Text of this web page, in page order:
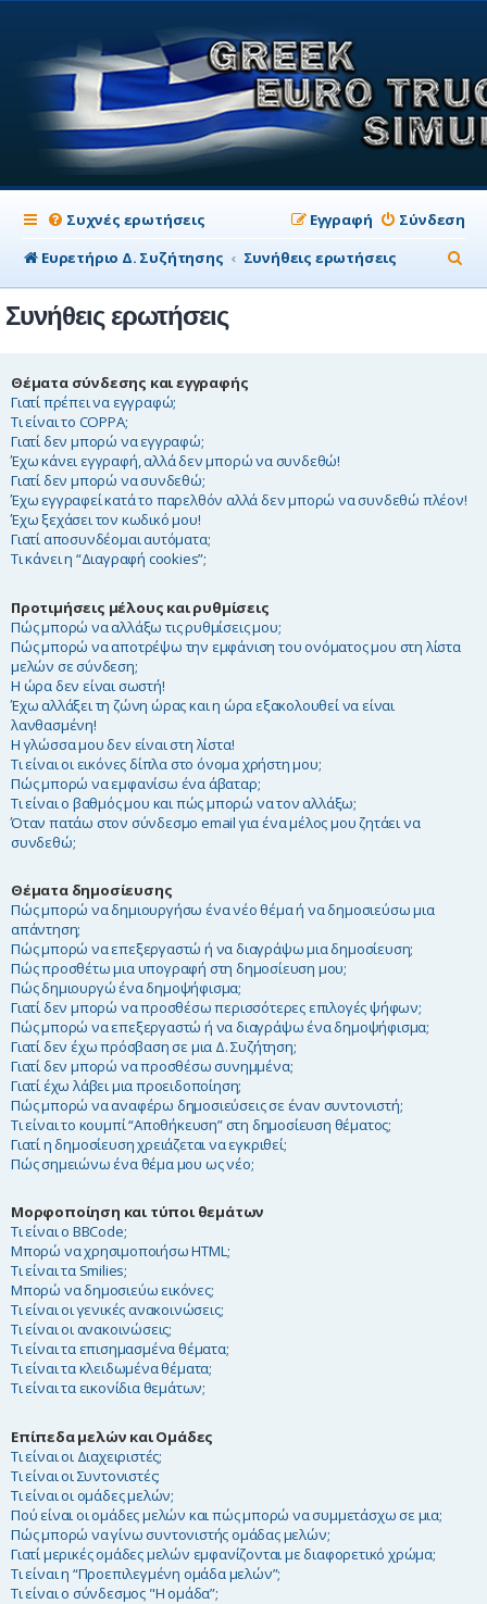
Συχνές ερωτήσεις Σύνδεση
Εγγραφή
Ευρετήριο Δ. Συζήτησης
Συνήθεις ερωτήσεις
ν
η
Συνήθεις ερωτήσεις
Θέματα σύνδεσης και εγγραφής
Γιατί πρέπει να εγγραφώ;
Τι είναι το COPPA;
Γιατί δεν μπορώ να εγγραφώ;
Έχω κάνει εγγραφή, αλλά δεν μπορώ να συνδεθώ!
Γιατί δεν μπορώ να συνδεθώ;
Έχω εγγραφεί κατά το παρελθόν αλλά δεν μπορώ να συνδεθώ πλέον!
Έχω ξεχάσει τον κωδικό μου!
Γιατί αποσυνδέομαι αυτόματα;
Τι κάνει η “Διαγραφή cookies”;
Προτιμήσεις μέλους και ρυθμίσεις
Πώς μπορώ να αλλάξω τις ρυθμίσεις μου;
Πώς μπορώ να αποτρέψω την εμφάνιση του ονόματος μου στη λίστα
μελών σε σύνδεση;
Η ώρα δεν είναι σωστή!
Έχω αλλάξει τη ζώνη ώρας και η ώρα εξακολουθεί να είναι
λανθασμένη!
Η γλώσσα μου δεν είναι στη λίστα!
Τι είναι οι εικόνες δίπλα στο όνομα χρήστη μου;
Πώς μπορώ να εμφανίσω ένα άβαταρ;
Τι είναι ο βαθμός μου και πώς μπορώ να τον αλλάξω;
Όταν πατάω στον σύνδεσμο email για ένα μέλος μου ζητάει να
συνδεθώ;
Θέματα δημοσίευσης
Πώς μπορώ να δημιουργήσω ένα νέο θέμα ή να δημοσιεύσω μια
απάντηση;
Πώς μπορώ να επεξεργαστώ ή να διαγράψω μια δημοσίευση;
Πώς προσθέτω μια υπογραφή στη δημοσίευση μου;
Πώς δημιουργώ ένα δημοψήφισμα;
Γιατί δεν μπορώ να προσθέσω περισσότερες επιλογές ψήφων;
Πώς μπορώ να επεξεργαστώ ή να διαγράψω ένα δημοψήφισμα;
Γιατί δεν έχω πρόσβαση σε μια Δ. Συζήτηση;
Γιατί δεν μπορώ να προσθέσω συνημμένα;
Γιατί έχω λάβει μια προειδοποίηση;
Πώς μπορώ να αναφέρω δημοσιεύσεις σε έναν συντονιστή;
Τι είναι το κουμπί “Αποθήκευση” στη δημοσίευση θέματος;
Γιατί η δημοσίευση χρειάζεται να εγκριθεί;
Πώς σημειώνω ένα θέμα μου ως νέο;
Μορφοποίηση και τύποι θεμάτων
Τι είναι ο BBCode;
Μπορώ να χρησιμοποιήσω HTML;
Τι είναι τα Smilies;
Μπορώ να δημοσιεύω εικόνες;
Τι είναι οι γενικές ανακοινώσεις;
Τι είναι οι ανακοινώσεις;
Τι είναι τα επισημασμένα θέματα;
Τι είναι τα κλειδωμένα θέματα;
Τι είναι τα εικονίδια θεμάτων;
Επίπεδα μελών και Ομάδες
Τι είναι οι Διαχειριστές;
Τι είναι οι Συντονιστές;
Τι είναι οι ομάδες μελών;
Πού είναι οι ομάδες μελών και πώς μπορώ να συμμετάσχω σε μια;
Πώς μπορώ να γίνω συντονιστής ομάδας μελών;
Γιατί μερικές ομάδες μελών εμφανίζονται με διαφορετικό χρώμα;
Τι είναι η “Προεπιλεγμένη ομάδα μελών”;
Τι είναι ο σύνδεσμος "Η ομάδα”;